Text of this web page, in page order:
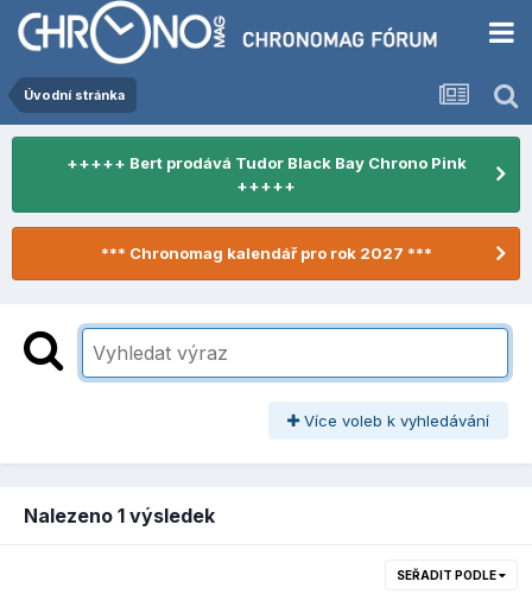
Úvodní stránka
+++++ Bert prodává Tudor Black Bay Chrono Pink
+++++
*** Chronomag kalendář pro rok 2027 ***
Více voleb k vyhledávání
Nalezeno 1 výsledek
SEŘADIT PODLE